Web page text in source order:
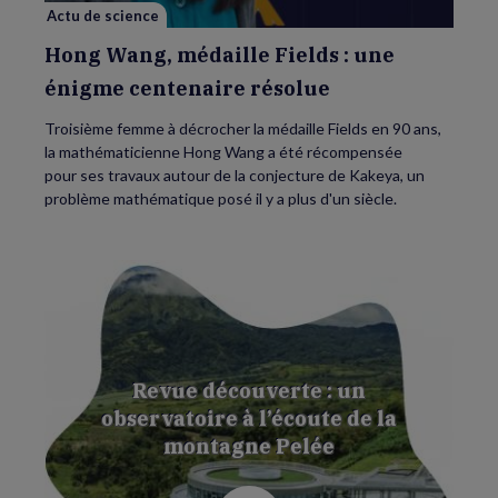
Actu de science
Hong Wang, médaille Fields : une
énigme centenaire résolue
Troisième femme à décrocher la médaille Fields en 90 ans,
la mathématicienne Hong Wang a été récompensée
pour ses travaux autour de la conjecture de Kakeya, un
problème mathématique posé il y a plus d'un siècle.
Revue découverte : un
observatoire à l’écoute de la
montagne Pelée